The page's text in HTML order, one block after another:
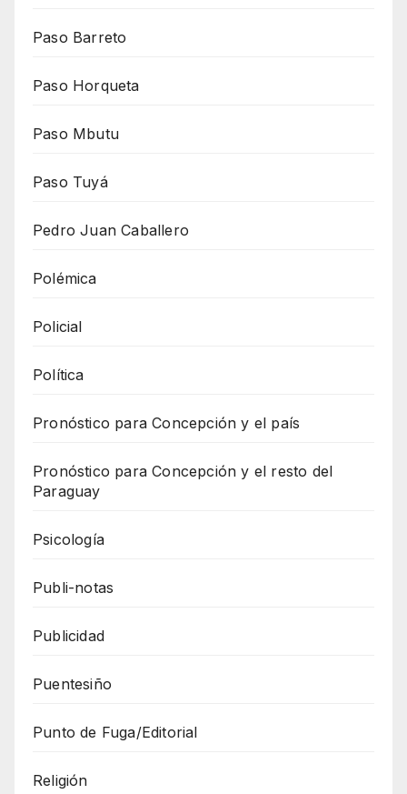
Paso Barreto
Paso Horqueta
Paso Mbutu
Paso Tuyá
Pedro Juan Caballero
Polémica
Policial
Política
Pronóstico para Concepción y el país
Pronóstico para Concepción y el resto del
Paraguay
Psicología
Publi-notas
Publicidad
Puentesiño
Punto de Fuga/Editorial
Religión